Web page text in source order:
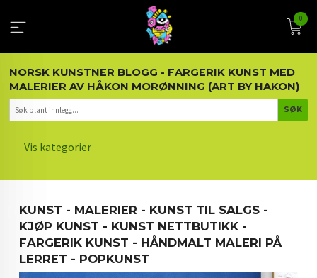
innholdet
0
NORSK KUNSTNER BLOGG - FARGERIK KUNST MED
MALERIER AV HÅKON MORØNNING (ART BY HAKON)
Vis kategorier
KUNST OG KUNSTNEREN
MALERIER BLOGG
ARTIKLER OM KUNST
KUNST - MALERIER - KUNST TIL SALGS -
KJØP KUNST - KUNST NETTBUTIKK -
FARGERIK KUNST - HÅNDMALT MALERI PÅ
LERRET - POPKUNST